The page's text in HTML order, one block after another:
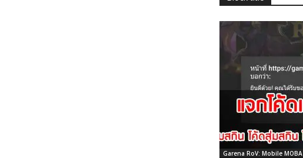
Garena RoV: Mobile MOBA